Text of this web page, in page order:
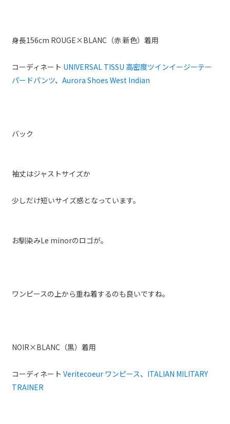
身長156cm ROUGE×BLANC（赤 新色）着用
コーディネート UNIVERSAL TISSU 高密度ツインイージーテー
パードパンツ、Aurora Shoes West Indian
バック
袖丈はジャストサイズか
少しだけ短いサイズ感となっています。
お馴染みLe minorのロゴが。
ワンピースの上から重ね着するのも良いですね。
NOIR×BLANC（黒）着用
コーディネートVeritecoeur ワンピース、 ITALIAN MILITARY
TRAINER